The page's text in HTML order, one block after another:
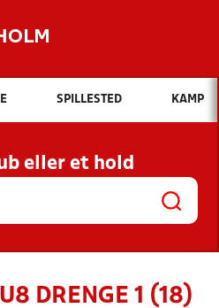
Hvad vil du søge efter?
INDHOLD OG NYHEDER
KLUBBER OG
HOLD
SPILLESTED KAMP
eller et hold
DRENGE 1 (18)